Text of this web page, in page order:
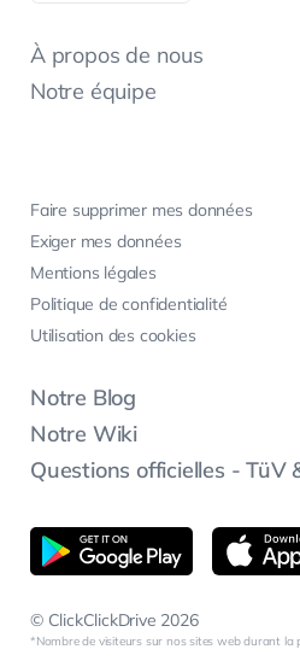
© ClickClickDrive 2026
Nombre de visiteurs sur nos sites web durant
À propos de nous
Notre équipe
Faire supprimer mes données
Exiger mes données
Mentions légales
Politique de confidentialité
Utilisation des cookies
Notre Blog
Notre Wiki
Questions officielles - TüV